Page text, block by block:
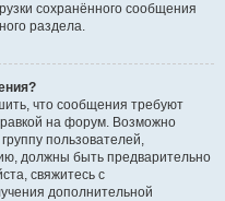
сохранённого сообщения
раздела.
что сообщения требуют
на форум. Возможно
пользователей,
должны быть предварительно
свяжитесь с
дополнительной